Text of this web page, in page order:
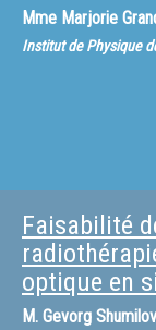
Mme Marjorie
Institut de Physique
Faisabilité
optique en
M. Gevorg Shumilov